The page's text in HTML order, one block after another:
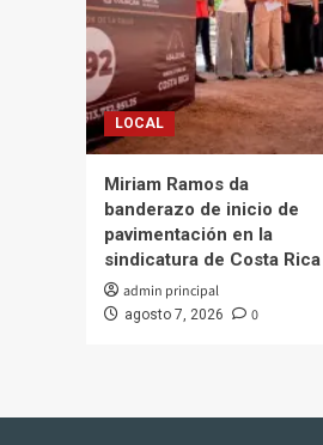
LOCAL
Miriam Ramos da
banderazo de inicio de
pavimentación en la
sindicatura de Costa Rica
admin principal
agosto 7, 2026 0